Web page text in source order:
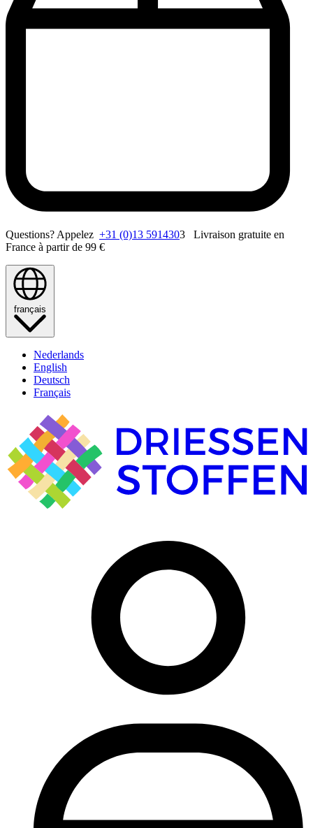
Questions? Appelez +31 (0)13 5914303 Livraison gratuite en
France à partir de 99 €
français
Nederlands
English
Deutsch
Français